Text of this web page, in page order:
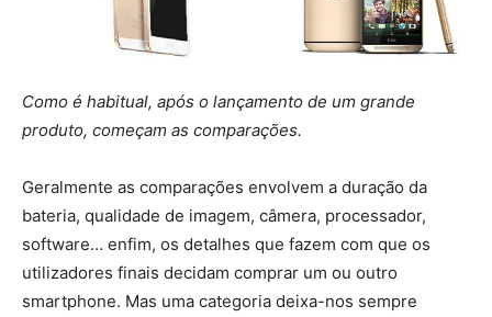
Como é habitual, após o lançamento de um grande
produto, começam as comparações.
Geralmente as comparações envolvem a duração da
bateria, qualidade de imagem, câmera, processador,
software… enfim, os detalhes que fazem com que os
utilizadores finais decidam comprar um ou outro
smartphone. Mas uma categoria deixa-nos sempre